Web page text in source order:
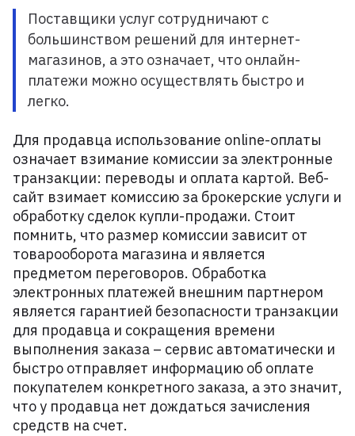
Поставщики услуг сотрудничают с
большинством решений для интернет-
магазинов, а это означает, что онлайн-
платежи можно осуществлять быстро и
легко.
Для продавца использование online-оплаты
означает взимание комиссии за электронные
транзакции: переводы и оплата картой. Веб-
сайт взимает комиссию за брокерские услуги и
обработку сделок купли-продажи. Стоит
помнить, что размер комиссии зависит от
товарооборота магазина и является
предметом переговоров. Обработка
электронных платежей внешним партнером
является гарантией безопасности транзакции
для продавца и сокращения времени
выполнения заказа – сервис автоматически и
быстро отправляет информацию об оплате
покупателем конкретного заказа, а это значит,
что у продавца нет дождаться зачисления
средств на счет.